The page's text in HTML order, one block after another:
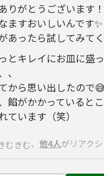
りがとうございます！
ますおいしいんです✨
あったら試してみて
とキレイにお皿に盛
、
から思い出したので😅
餡がかかっていると
ています（笑）
むきむ、 他4人がリアク